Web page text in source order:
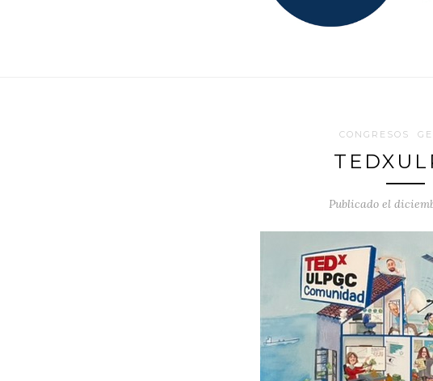
CONGRESOS
Publicado el